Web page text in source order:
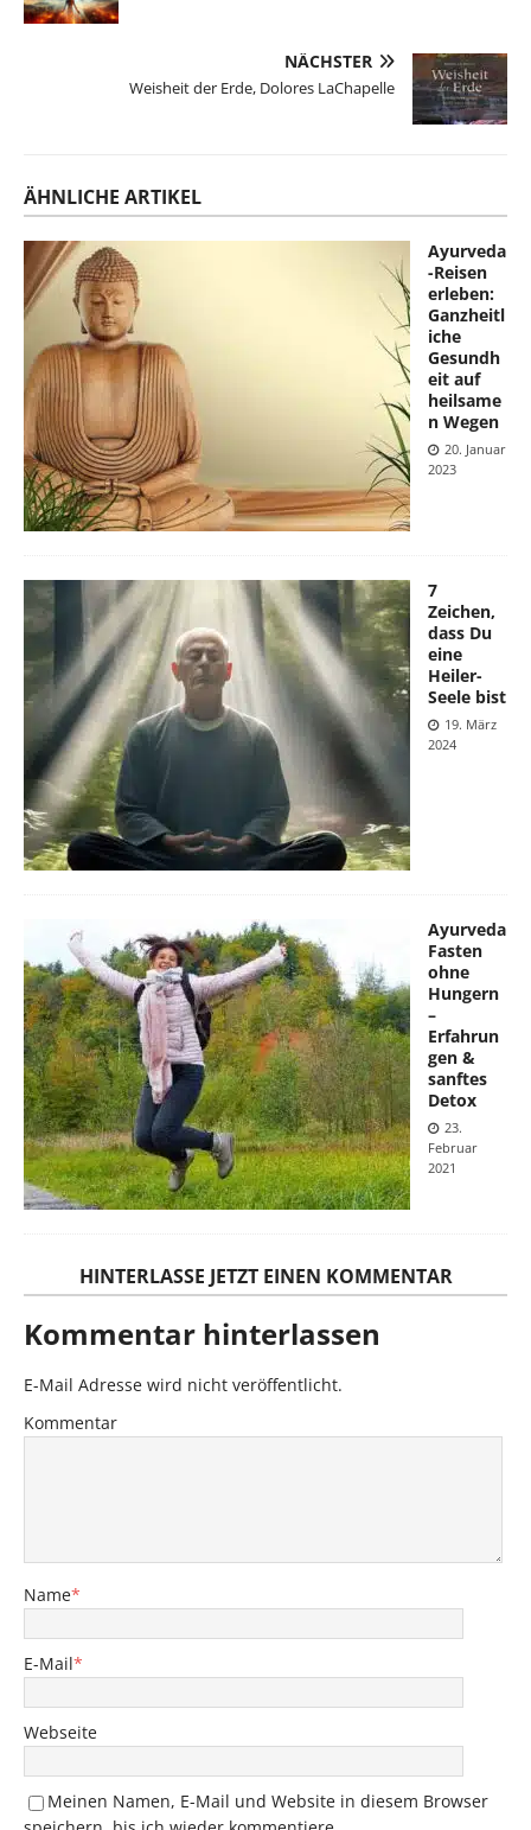
NÄCHSTER
Weisheit der Erde, Dolores LaChapelle
ÄHNLICHE ARTIKEL
Ayurveda
-Reisen
erleben:
Ganzheitl
iche
Gesundh
eit auf
heilsame
n Wegen
20. Januar
2023
7
Zeichen,
dass Du
eine
Heiler-
Seele bist
19. März
2024
Ayurveda
Fasten
ohne
Hungern
–
Erfahrun
gen &
sanftes
Detox
23.
Februar
2021
HINTERLASSE JETZT EINEN KOMMENTAR
Kommentar hinterlassen
E-Mail Adresse wird nicht veröffentlicht.
Kommentar
Name*
E-Mail*
Webseite
Meinen Namen, E-Mail und Website in diesem Browser